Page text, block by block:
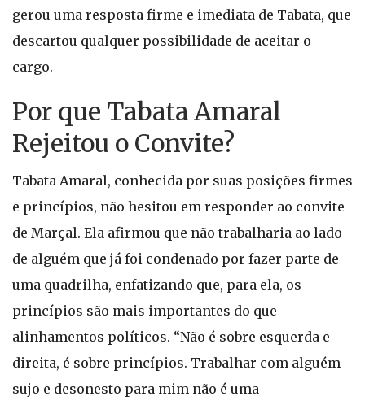
gerou uma resposta firme e imediata de Tabata, que
descartou qualquer possibilidade de aceitar o
cargo.
Por que Tabata Amaral
Rejeitou o Convite?
Tabata Amaral, conhecida por suas posições firmes
e princípios, não hesitou em responder ao convite
de Marçal. Ela afirmou que não trabalharia ao lado
de alguém que já foi condenado por fazer parte de
uma quadrilha, enfatizando que, para ela, os
princípios são mais importantes do que
alinhamentos políticos. “Não é sobre esquerda e
direita, é sobre princípios. Trabalhar com alguém
sujo e desonesto para mim não é uma